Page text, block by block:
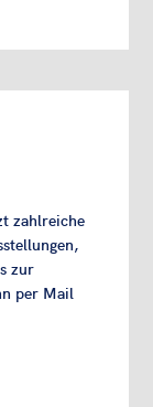
zahlreiche
zur
per Mail